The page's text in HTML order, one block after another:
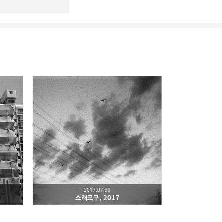
밴드
소래포구, 2017
2017.07.30